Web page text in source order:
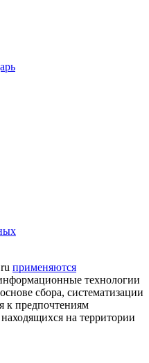
применяются
технологии
сбора, систематизации
к предпочтениям
на территории